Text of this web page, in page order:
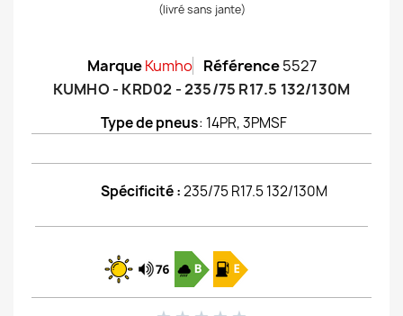
(livré sans jante)
Marque Kumho Référence 5527
KUMHO - KRD02 - 235/75 R17.5 132/130M
Type de pneus: 14PR, 3PMSF
Spécificité :235/75 R17.5 132/130M